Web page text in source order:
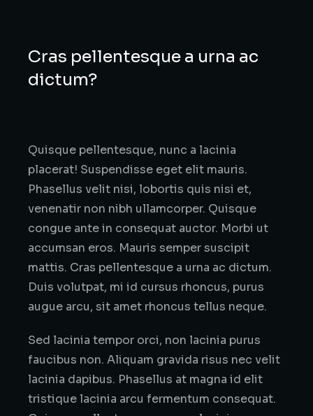
Cras pellentesque a urna ac
dictum?
Quisque pellentesque, nunc a lacinia
placerat! Suspendisse eget elit mauris.
Phasellus velit nisi, lobortis quis nisi et,
venenatir non nibh ullamcorper. Quisque
congue ante in consequat auctor. Morbi ut
accumsan eros. Mauris semper suscipit
mattis. Cras pellentesque a urna ac dictum.
Duis volutpat, mi id cursus rhoncus, purus
augue arcu, sit amet rhoncus tellus neque.
Sed lacinia tempor orci, non lacinia purus
faucibus non. Aliquam gravida risus nec velit
lacinia dapibus. Phasellus at magna id elit
tristique lacinia arcu fermentum consequat.